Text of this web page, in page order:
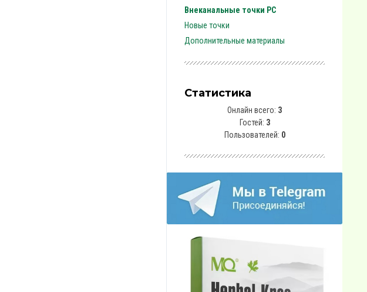
Внеканальные точки PC
Новые точки
Дополнительные материалы
Статистика
Онлайн всего: 3
Гостей: 3
Пользователей: 0